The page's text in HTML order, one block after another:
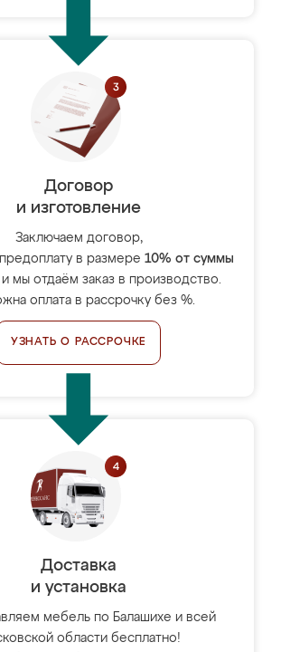
Договор
и изготовление
Заключаем договор,
в размере 10% от суммы
и мы отдаём заказ в производство.
оплата в рассрочку без %.
УЗНАТЬ О РАССРОЧКЕ
Доставка
и установка
мебель по Балашихе и всей
области бесплатно!